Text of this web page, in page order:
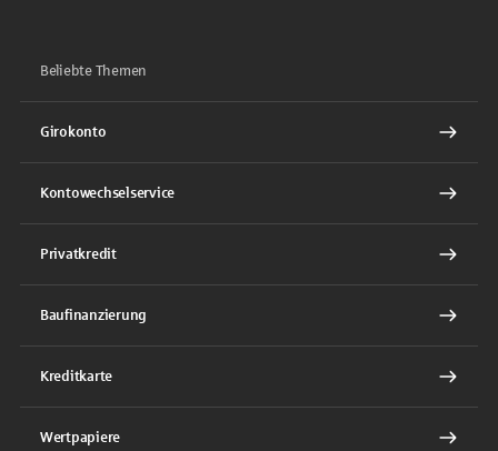
Beliebte Themen
Girokonto
Kontowechselservice
Privatkredit
Baufinanzierung
Kreditkarte
Wertpapiere